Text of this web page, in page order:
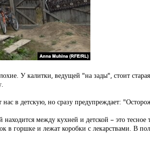
У калитки, ведущей "на зады", стоит
в детскую, но сразу предупреждает:
между кухней и детской – это
в горшке и лежат коробки с лекарствами. В